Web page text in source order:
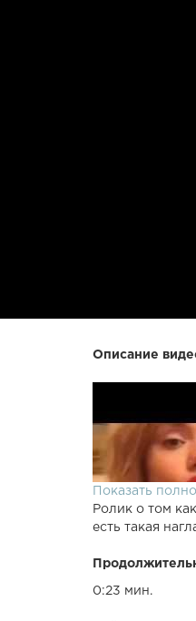
Описание
Показать
Ролик о том
есть такая
0:23 мин.